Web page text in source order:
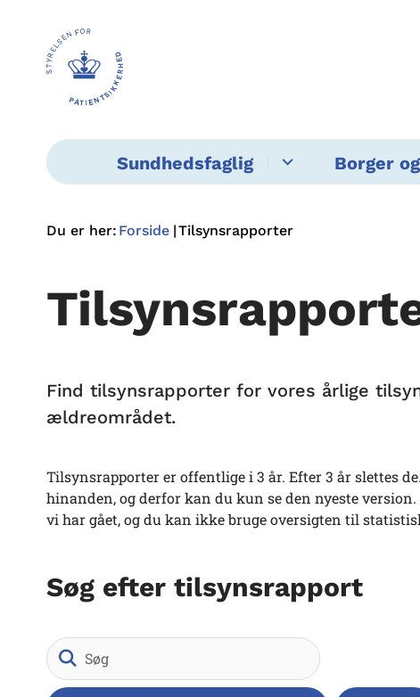
Sundhedsfaglig Borger
Du er her: Forside Tilsynsrapporter
Find tilsynsrapporter for vores årlige
ældreområdet.
Tilsynsrapporter er offentlige i 3 år. Efter 3 år slettes
hinanden, og derfor kan du kun se den nyeste
vi har gået, og du kan ikke bruge oversigten til
Søg efter tilsynsrapport